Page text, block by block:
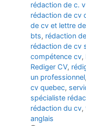
rédaction de c.
rédaction de cv
de cv et lettre
bts, rédaction
rédaction de cv
compétence cv,
Rediger CV,
un professionnel,
cv quebec,
spécialiste
rédaction du cv,
anglais